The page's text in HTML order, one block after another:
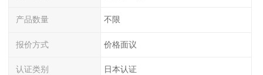
产品数量 不限
报价方式 价格面议
认证类别 日本认证